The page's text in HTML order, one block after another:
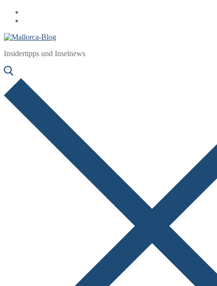
Zum
Inhalt
Menü
Schließen
Insidertipps und Inselnews